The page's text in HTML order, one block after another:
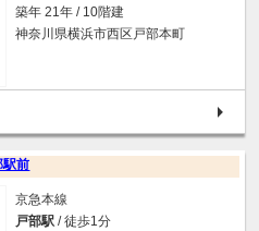
築年 21年 / 10階建
神奈川県横浜市西区戸部本町
駅前
京急本線
戸部駅 / 徒歩1分